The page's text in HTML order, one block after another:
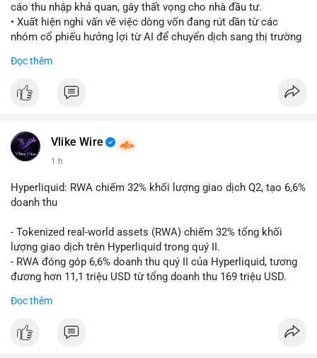
cáo thu nhập khả quan, gây thất vọng cho nhà đầu tư.
• Xuất hiện nghi vấn về việc dòng vốn đang rút dần từ các
nhóm cổ phiếu hưởng lợi từ AI để chuyển dịch sang thị trường
• Diễn biến này có thể là tín hiệu cho thấy sự luân chuyển dòng
$btc $eth
📰 Nguồn: CoinDesk
Đọc thêm
Vlike Wire
1 h
Hyperliquid: RWA chiếm 32% khối lượng giao dịch Q2, tạo 6,6%
doanh thu
- Tokenized real-world assets (RWA) chiếm 32% tổng khối
lượng giao dịch trên Hyperliquid trong quý II.
- RWA đóng góp 6,6% doanh thu quý II của Hyperliquid, tương
đương hơn 11,1 triệu USD từ tổng doanh thu 169 triệu USD.
sản hóa thực tế trên sàn giao dịch phi tập trung.
#binancesquare
Đọc thêm